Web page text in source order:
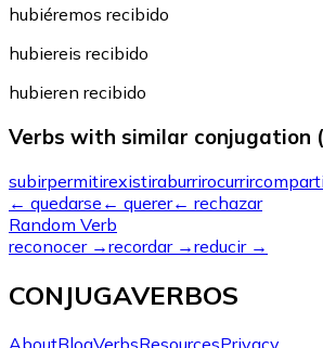
hubiéremos recibido
hubiereis recibido
hubieren recibido
Verbs with similar conjugation
subirpermitirexistiraburrirocurrir
← quedarse ← querer← rechazar
Random Verb
reconocer→recordar→reducir→
CONJUGAVERBOS
AboutBlogVerbsResourcesPrivacy